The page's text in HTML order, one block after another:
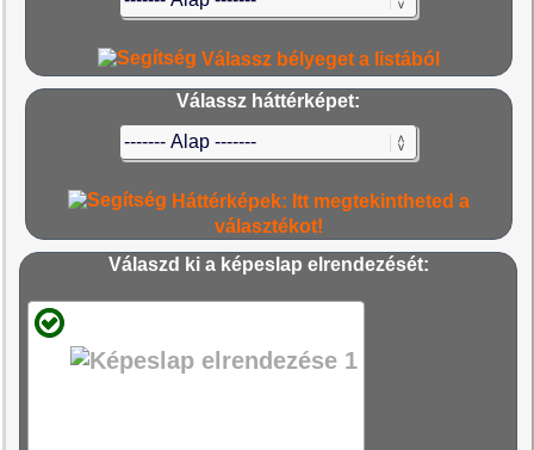
Válassz bélyeget a listából
Válassz háttérképet:
Háttérképek: Itt megtekintheted a
választékot!
Válaszd ki a képeslap elrendezését: